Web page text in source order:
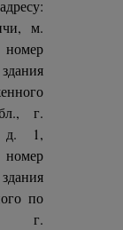
м.
номер
г.
д. 1,
по
г.